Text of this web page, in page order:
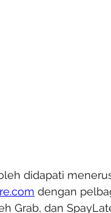
didapati
dengan
Grab, dan